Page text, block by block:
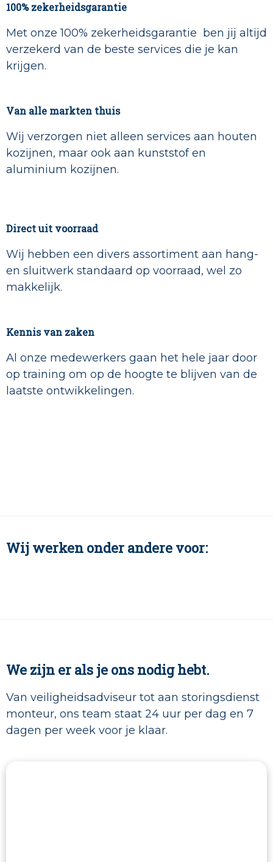
100% zekerheidsgarantie
Met onze 100% zekerheidsgarantie ben jij altijd
verzekerd van de beste services die je kan
krijgen.
Van alle markten thuis
Wij verzorgen niet alleen services aan houten
kozijnen, maar ook aan kunststof en
aluminium kozijnen.
Direct uit voorraad
Wij hebben een divers assortiment aan hang-
en sluitwerk standaard op voorraad, wel zo
makkelijk.
Kennis van zaken
Al onze medewerkers gaan het hele jaar door
op training om op de hoogte te blijven van de
laatste ontwikkelingen.
Wij werken onder andere voor:
We zijn er als je ons nodig hebt.
Van veiligheidsadviseur tot aan storingsdienst
monteur, ons team staat 24 uur per dag en 7
dagen per week voor je klaar.